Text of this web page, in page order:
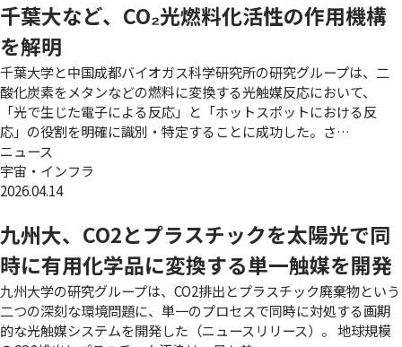
千葉大など、CO₂光燃料化活性の作用機構
を解明
千葉大学と中国成都バイオガス科学研究所の研究グループは、二
酸化炭素をメタンなどの燃料に変換する光触媒反応において、
「光で生じた電子による反応」と「ホットスポットにおける反
応」の役割を明確に識別・特定することに成功した。さ…
ニュース
宇宙・インフラ
2026.04.14
九州大、CO2とプラスチックを太陽光で同
時に有用化学品に変換する単一触媒を開発
九州大学の研究グループは、CO2排出とプラスチック廃棄物という
二つの深刻な環境問題に、単一のプロセスで同時に対処する画期
的な光触媒システムを開発した（ニュースリリース）。 地球規模